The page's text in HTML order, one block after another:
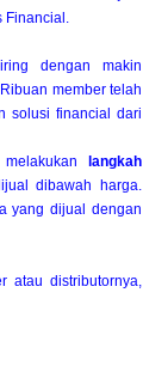
dengan makin
member telah
solusi financial dari
langkah
dibawah harga.
yang dijual dengan
atau distributornya,